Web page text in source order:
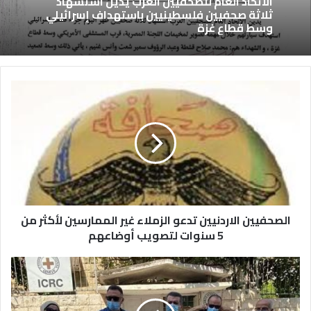
ثلاثة صحفيين فلسطينيين باستهداف إسرائيلي
وسط قطاع غزة
الصحفيين الاردنيين تدعو الزملاء غير الممارسين لأكثر من
5 سنوات لتصويب أوضاعهم